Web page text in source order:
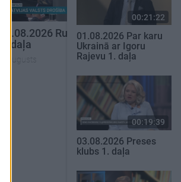
04.08.2026 Runāsim atklāti
2. daļa
4. augusts
SKATĪT VISUS
00:21:22
01.08.2026 Par karu
Ukrainā ar Igoru
Rajevu 1. daļa
00:19:39
03.08.2026 Preses
klubs 1. daļa